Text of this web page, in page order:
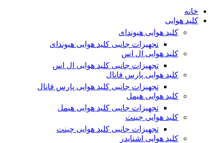
خانه
کلید هوایی
کلید هوایی هیوندای
تجهیزات جانبی کلید هوایی هیوندای
کلید هوایی ال اس
تجهیزات جانبی کلید هوایی ال اس
کلید هوایی پارس فانال
تجهیزات جانبی کلید هوایی پارس فانال
کلید هوایی هیمل
تجهیزات جانبی کلید هوایی هیمل
کلید هوایی چینت
تجهیزات جانبی کلید هوایی چینت
کلید هوایی اشنایدر